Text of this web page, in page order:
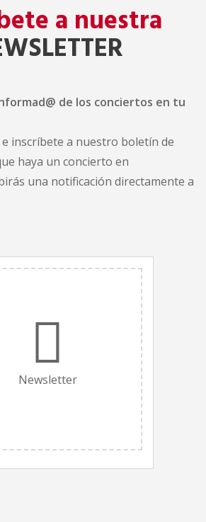
a nuestra
de los conciertos en tu
inscríbete a nuestro boletín de
haya un concierto en
una notificación directamente a
Newsletter